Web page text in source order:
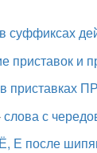
суффиксах
приставок и
приставках
слова с
Е после